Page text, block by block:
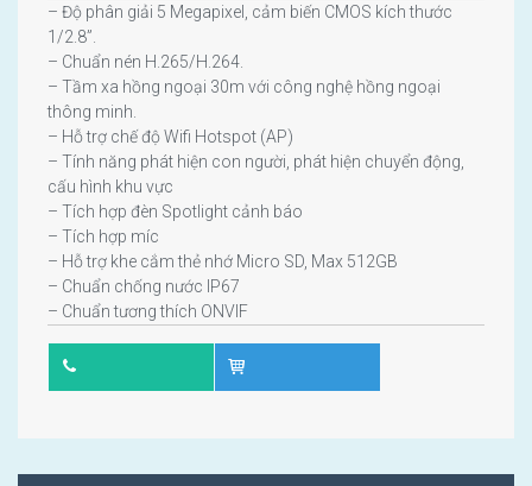
– Độ phân giải 5 Megapixel, cảm biến CMOS kích thước
1/2.8”.
– Chuẩn nén H.265/H.264.
– Tầm xa hồng ngoại 30m với công nghệ hồng ngoại
thông minh.
– Hỗ trợ chế độ Wifi Hotspot (AP)
– Tính năng phát hiện con người, phát hiện chuyển động,
cấu hình khu vực
– Tích hợp đèn Spotlight cảnh báo
– Tích hợp míc
– Hỗ trợ khe cắm thẻ nhớ Micro SD, Max 512GB
– Chuẩn chống nước IP67
– Chuẩn tương thích ONVIF